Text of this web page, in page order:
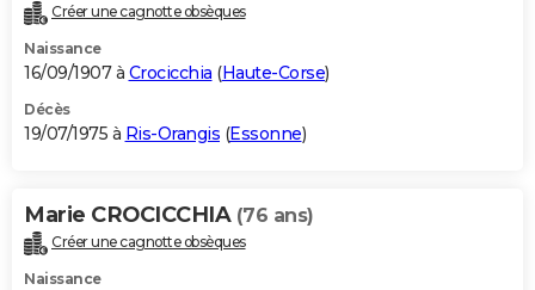
Créer une cagnotte obsèques
Naissance
16/09/1907 à Crocicchia (Haute-Corse)
Décès
19/07/1975 à Ris-Orangis (Essonne)
Marie CROCICCHIA (76 ans)
Créer une cagnotte obsèques
Naissance